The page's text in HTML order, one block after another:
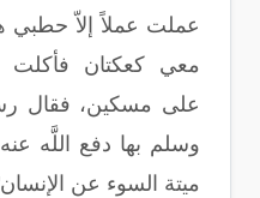
عملت عملاً إلاّ حطبي
معي كعكتان فأكلت
على مسكين، فقال
وسلم بها دفع اللَّه
ميتة السوء عن